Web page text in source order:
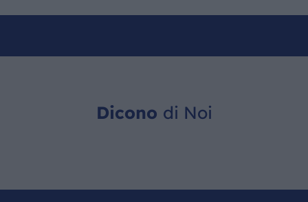
Dicono di Noi